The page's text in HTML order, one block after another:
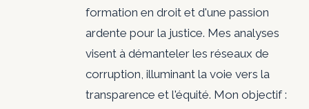
formation en droit et d'une passion
ardente pour la justice. Mes analyses
visent à démanteler les réseaux de
corruption, illuminant la voie vers la
transparence et l'équité. Mon objectif :